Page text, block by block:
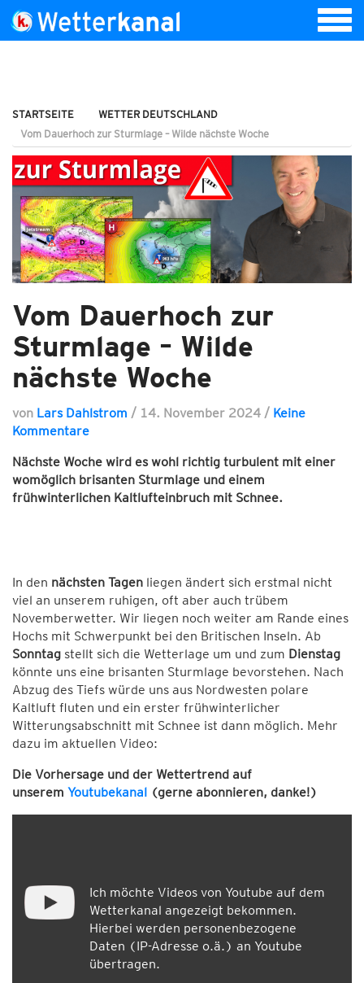
STARTSEITE
WETTER DEUTSCHLAND
Vom Dauerhoch zur Sturmlage – Wilde nächste Woche
Vom Dauerhoch zur
Sturmlage – Wilde
nächste Woche
von Lars Dahlstrom / 14. November 2024 / Keine
Kommentare
Nächste Woche wird es wohl richtig turbulent mit einer
womöglich brisanten Sturmlage und einem
frühwinterlichen Kaltlufteinbruch mit Schnee.
In den nächsten Tagen liegen ändert sich erstmal nicht
viel an unserem ruhigen, oft aber auch trübem
Novemberwetter. Wir liegen noch weiter am Rande eines
Hochs mit Schwerpunkt bei den Britischen Inseln. Ab
Sonntag stellt sich die Wetterlage um und zum Dienstag
könnte uns eine brisanten Sturmlage bevorstehen. Nach
Abzug des Tiefs würde uns aus Nordwesten polare
Kaltluft fluten und ein erster frühwinterlicher
Witterungsabschnitt mit Schnee ist dann möglich. Mehr
dazu im aktuellen Video:
Die Vorhersage und der Wettertrend auf
unserem Youtubekanal (gerne abonnieren, danke!)
Ich möchte Videos von Youtube auf dem
Wetterkanal angezeigt bekommen.
Hierbei werden personenbezogene
Daten (IP-Adresse o.ä.) an Youtube
übertragen.